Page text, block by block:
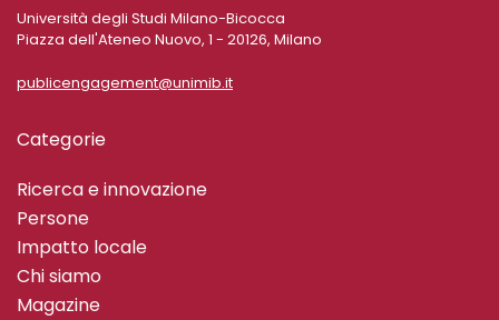
Università degli Studi Milano-Bicocca
Piazza dell'Ateneo Nuovo, 1 - 20126, Milano
publicengagement@unimib.it
Categorie
Ricerca e innovazione
Persone
Impatto locale
Chi siamo
Magazine